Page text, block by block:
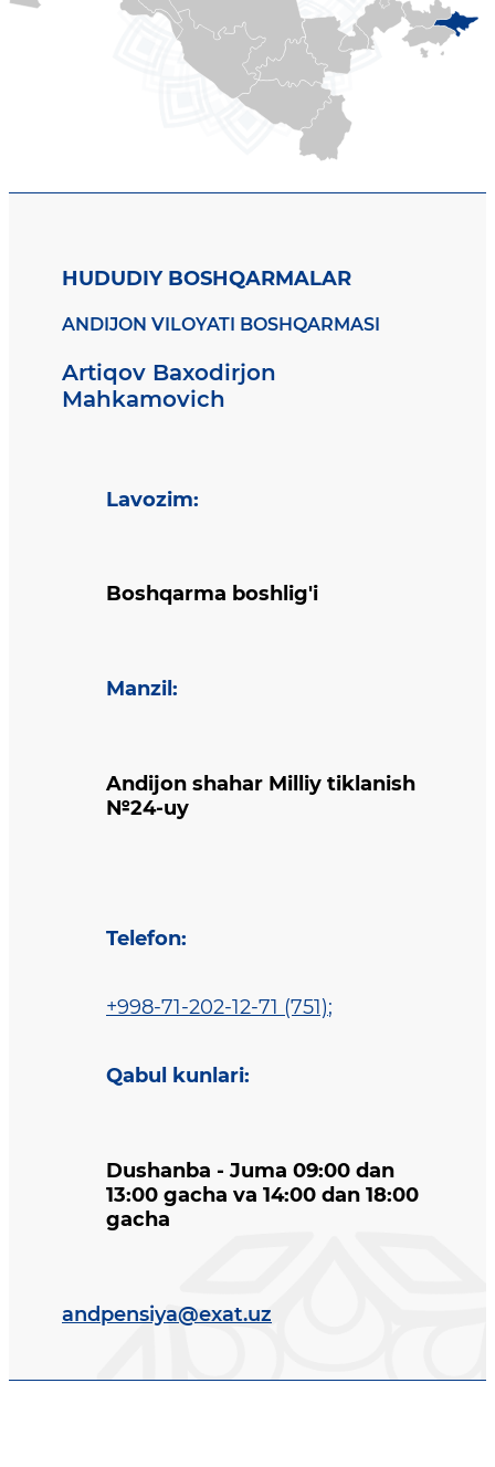
HUDUDIY BOSHQARMALAR
ANDIJON VILOYATI BOSHQARMASI
Artiqov Baxodirjon
Mahkamovich
Lavozim:
Boshqarma boshlig'i
Manzil :
Andijon shahar Milliy tiklanish
№24-uy
Telefon:
+998-71-202-12-71 (751);
Qabul kunlari:
Dushanba - Juma 09:00 dan
13:00 gacha va 14:00 dan 18:00
gacha
andpensiya@exat.uz